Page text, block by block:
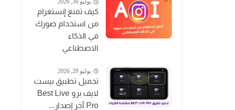
يوليو 30, 2026
كيف تمنع إنستغرام
من استخدام صورك
في الذكاء
الاصطناعي
يوليو 29, 2026
تحميل تطبيق بيست
لايف برو Best Live
Pro آخر إصدار...